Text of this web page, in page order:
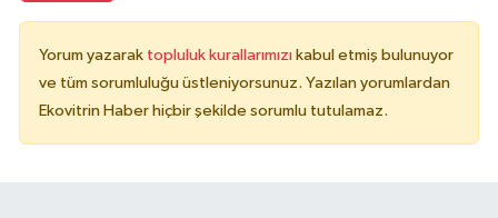
Yorum yazarak topluluk kurallarımızı kabul etmiş bulunuyor
ve tüm sorumluluğu üstleniyorsunuz. Yazılan yorumlardan
Ekovitrin Haber hiçbir şekilde sorumlu tutulamaz.